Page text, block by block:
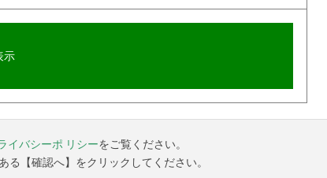
示
イバシーポ リシーをご覧ください。
【確認へ】をクリックしてください。